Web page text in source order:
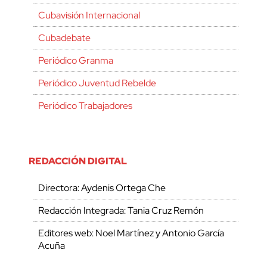
Cubavisión Internacional
Cubadebate
Periódico Granma
Periódico Juventud Rebelde
Periódico Trabajadores
REDACCIÓN DIGITAL
Directora: Aydenis Ortega Che
Redacción Integrada: Tania Cruz Remón
Editores web: Noel Martínez y Antonio García
Acuña